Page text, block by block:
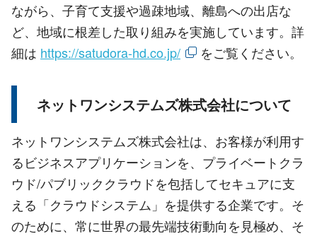
ながら、子育て支援や過疎地域、離島への出店な
ど、地域に根差した取り組みを実施しています。詳
細は https://satudora-hd.co.jp/ をご覧ください。
ネットワンシステムズ株式会社について
ネットワンシステムズ株式会社は、お客様が利用す
るビジネスアプリケーションを、プライベートクラ
ウド/パブリッククラウドを包括してセキュアに支
える「クラウドシステム」を提供する企業です。そ
のために、常に世界の最先端技術動向を見極め、そ